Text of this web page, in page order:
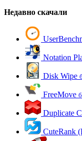
Недавно скачали
Notation
Disk Wipe
FreeMove
Duplicate
CuteRank